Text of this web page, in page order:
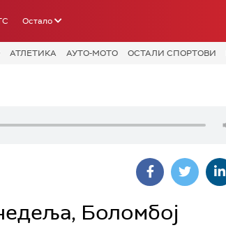
Остало
АТЛЕТИКА АУТО-МОТО ОСТАЛИ СПОРТОВИ
Боломбој